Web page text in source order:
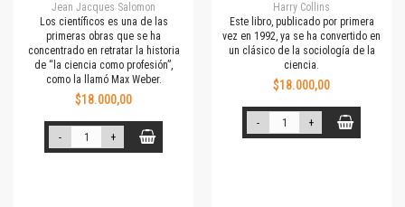
Jean Jacques Salomon
Los científicos es una de las
primeras obras que se ha
concentrado en retratar la historia
de “la ciencia como profesión”,
como la llamó Max Weber.
$18.000,00
- +
Harry Collins
Este libro, publicado por primera
vez en 1992, ya se ha convertido en
un clásico de la sociología de la
ciencia.
$18.000,00
- +